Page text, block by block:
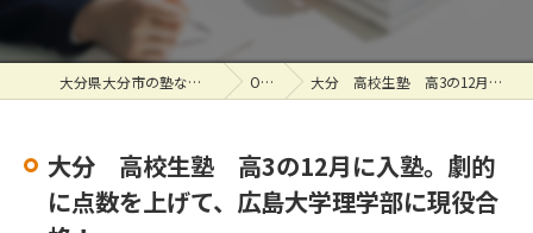
大分県大分市の塾なら大学受験専門塾 代ゼミサテライン予備校O.N.K ONK掲示板 大分 高校生塾 高3の12月に入塾。劇的に点数を上げて、広島大学理学部に現役合格！
大分 高校生塾 高3の12月に入塾。劇的
に点数を上げて、広島大学理学部に現役合